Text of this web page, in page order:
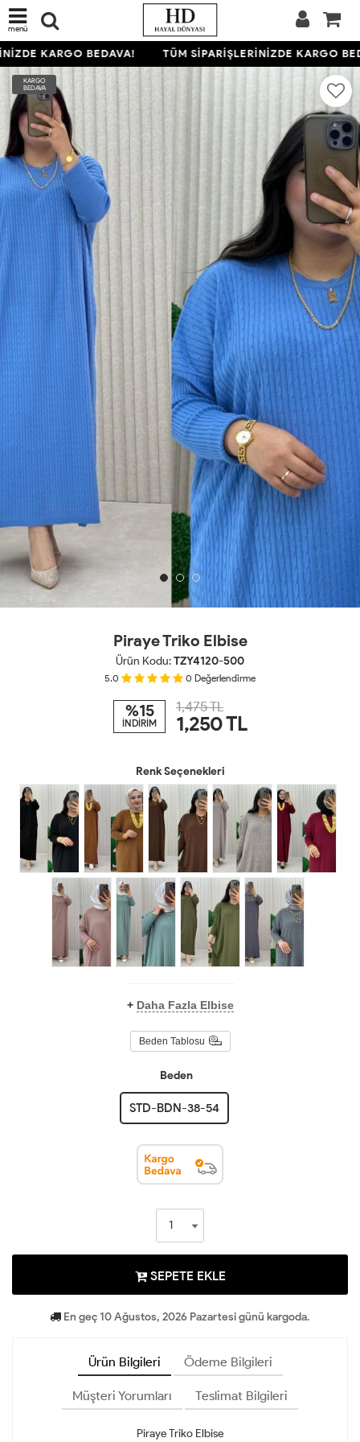
menü
KARGO BEDAVA! TÜM SİPARİŞLERİNİZDE KARGO
KARGO
BEDAVA
Piraye Triko Elbise
Ürün Kodu:TZY4120-500
5.0 0 Değerlendirme
%15
İNDİRİM
1,475 TL
1,250TL
Renk Seçenekleri
+ Daha Fazla Elbise
Beden Tablosu
Beden
STD-BDN-38-54
SEPETE EKLE
En geç 10 Ağustos, 2026 Pazartesi günü kargoda.
Ürün Bilgileri Ödeme Bilgileri
Müşteri Yorumları Teslimat Bilgileri
Piraye Triko Elbise